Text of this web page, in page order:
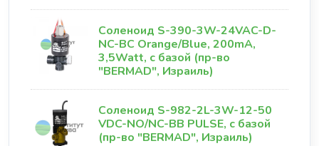
Соленоид S-390-3W-24VAC-D-
NC-BC Orange/Blue, 200mA,
3,5Watt, с базой (пр-во
"BERMAD", Израиль)
Соленоид S-982-2L-3W-12-50
VDC-NO/NC-BB PULSE, с базой
(пр-во "BERMAD", Израиль)